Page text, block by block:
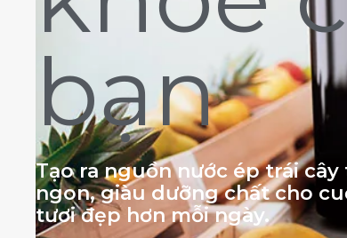
bạn
Tạo ra nguồn nước ép trái
ngon, giàu dưỡng chất cho
tươi đẹp hơn mỗi ngày.